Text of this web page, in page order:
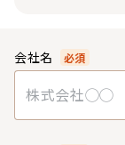
会社名 必須